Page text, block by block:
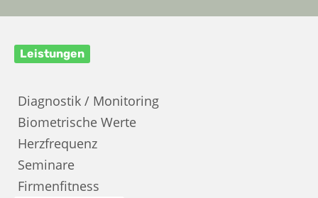
Leistungen
Diagnostik / Monitoring
Biometrische Werte
Herzfrequenz
Seminare
Firmenfitness